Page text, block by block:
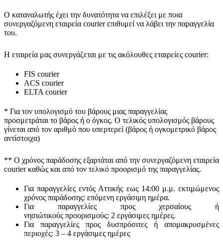
Ο καταναλωτής έχει την δυνατότητα να επιλέξει με ποια
συνεργαζόμενη εταιρεία courier επιθυμεί να λάβει την παραγγελία
του.
Η εταιρεία μας συνεργάζεται με τις ακόλουθες εταιρείες courier:
FIS courier
ACS courier
ELTA courier
* Για τον υπολογισμό του βάρους μιας παραγγελίας
προσμετράται το βάρος ή ο όγκος. Ο τελικός υπολογισμός βάρους
γίνεται από τον αριθμό που υπερτερεί (βάρος ή ογκομετρικό βάρος
αντίστοιχα)
** Ο χρόνος παράδοσης εξαρτάται από την συνεργαζόμενη εταιρεία
courier καθώς και από τον τελικό προορισμό της παραγγελίας.
Για παραγγελίες εντός Αττικής εως 14:00 μ.μ. εκτιμώμενος
χρόνος παράδοσης: επόμενη εργάσιμη ημέρα.
Για παραγγελίες προς χερσαίους ή
νησιώτικούς προορισμούς: 2 εργάσιμες ημέρες.
Για παραγγελίες προς δυσπρόσιτες ή απομακρυσμένες
περιοχές: 3 – 4 εργάσιμες ημέρες